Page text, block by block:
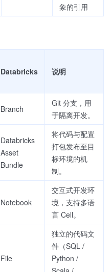
象的引用
Databricks 说明
Branch
Git 分支，用
于隔离开发。
Databricks
Asset
Bundle
将代码与配置
打包发布至目
标环境的机
制。
Notebook
交互式开发环
境，支持多语
言 Cell。
File
独立的代码文
件（SQL /
Python /